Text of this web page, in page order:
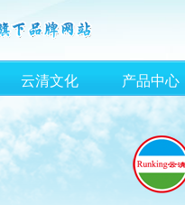
云清文化 产品中心